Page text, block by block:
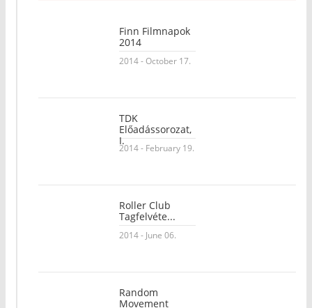
Finn Filmnapok
2014
2014 - October 17.
TDK
Előadássorozat,
I.
2014 - February 19.
Roller Club
Tagfelvéte...
2014 - June 06.
Random
Movement